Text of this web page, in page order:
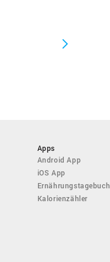
Apps
Android App
iOS App
Ernährungstagebuch
Kalorienzähler